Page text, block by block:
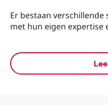
Er bestaan
met hun eigen expertise